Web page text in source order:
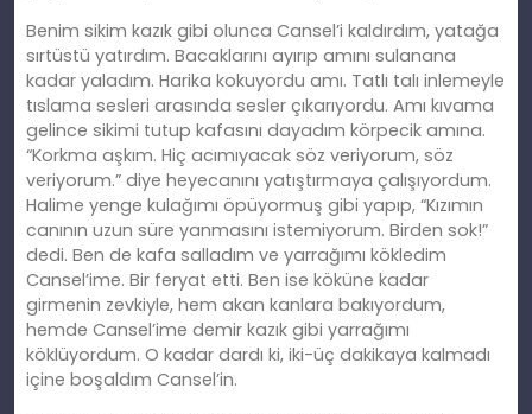
Benim sikim kazık gibi olunca Cansel’i kaldırdım, yatağa
sırtüstü yatırdım. Bacaklarını ayırıp amını sulanana
kadar yaladım. Harika kokuyordu amı. Tatlı talı inlemeyle
tıslama sesleri arasında sesler çıkarıyordu. Amı kıvama
gelince sikimi tutup kafasını dayadım körpecik amına.
“Korkma aşkım. Hiç acımıyacak söz veriyorum, söz
veriyorum.” diye heyecanını yatıştırmaya çalışıyordum.
Halime yenge kulağımı öpüyormuş gibi yapıp, “Kızımın
canının uzun süre yanmasını istemiyorum. Birden sok!”
dedi. Ben de kafa salladım ve yarrağımı kökledim
Cansel’ime. Bir feryat etti. Ben ise köküne kadar
girmenin zevkiyle, hem akan kanlara bakıyordum,
hemde Cansel’ime demir kazık gibi yarrağımı
köklüyordum. O kadar dardı ki, iki-üç dakikaya kalmadı
içine boşaldım Cansel’in.